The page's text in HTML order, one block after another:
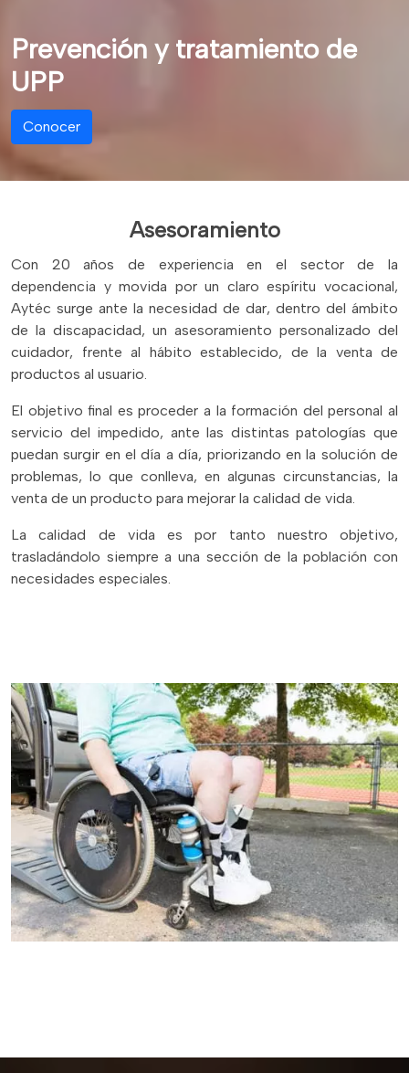
Prevención y tratamiento de
UPP
Conocer
Asesoramiento
Con 20 años de experiencia en el sector de la
dependencia y movida por un claro espíritu vocacional,
Aytéc surge ante la necesidad de dar, dentro del ámbito
de la discapacidad, un asesoramiento personalizado del
cuidador, frente al hábito establecido, de la venta de
productos al usuario.
El objetivo final es proceder a la formación del personal al
servicio del impedido, ante las distintas patologías que
puedan surgir en el día a día, priorizando en la solución de
problemas, lo que conlleva, en algunas circunstancias, la
venta de un producto para mejorar la calidad de vida.
La calidad de vida es por tanto nuestro objetivo,
trasladándolo siempre a una sección de la población con
necesidades especiales.